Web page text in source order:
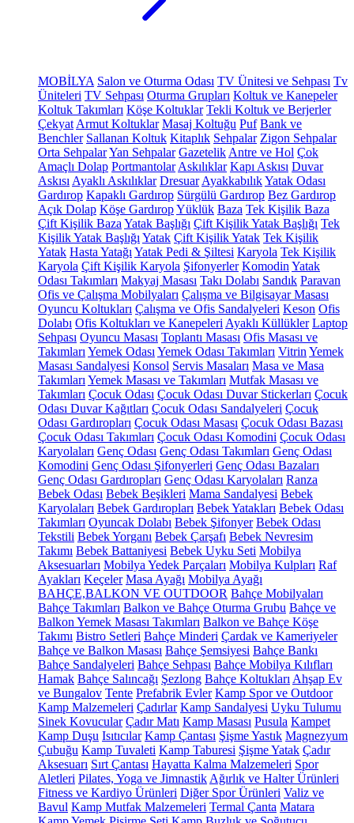
MOBİLYA Salon ve Oturma Odası TV Ünitesi ve Sehpası Tv
Üniteleri TV Sehpası Oturma Grupları Koltuk ve Kanepeler
Koltuk Takımları Köşe Koltuklar Tekli Koltuk ve Berjerler
Çekyat Armut Koltuklar Masaj Koltuğu Puf Bank ve
Benchler Sallanan Koltuk Kitaplık Sehpalar Zigon Sehpalar
Orta SehpalarYan Sehpalar Gazetelik Antre ve Hol Çok
Amaçlı Dolap Portmantolar Askılıklar Kapı Askısı Duvar
Askısı Ayaklı Askılıklar Dresuar AyakkabılıkYatak Odası
Gardırop Kapaklı Gardırop Sürgülü Gardırop Bez Gardırop
Açık Dolap Köşe GardıropYüklük Baza Tek Kişilik Baza
Çift Kişilik Baza Yatak Başlığı Çift Kişilik Yatak Başlığı Tek
Kişilik Yatak Başlığı Yatak Çift Kişilik Yatak Tek Kişilik
Yatak Hasta Yatağı Yatak Pedi & Şiltesi Karyola Tek Kişilik
Karyola Çift Kişilik Karyola Şifonyerler Komodin Yatak
Odası Takımları Makyaj Masası Takı Dolabı Sandık Paravan
Ofis ve Çalışma Mobilyaları Çalışma ve Bilgisayar Masası
Oyuncu Koltukları Çalışma ve Ofis Sandalyeleri Keson Ofis
Dolabı Ofis Koltukları ve Kanepeleri Ayaklı Küllükler Laptop
Sehpası Oyuncu Masası Toplantı Masası Ofis Masası ve
Takımları Yemek Odası Yemek Odası Takımları Vitrin Yemek
Masası Sandalyesi Konsol Servis Masaları Masa ve Masa
Takımları Yemek Masası ve Takımları Mutfak Masası ve
Takımları Çocuk Odası Çocuk Odası Duvar Stickerları Çocuk
Odası Duvar Kağıtları Çocuk Odası Sandalyeleri Çocuk
Odası Gardıropları Çocuk Odası Masası Çocuk Odası Bazası
Çocuk Odası Takımları Çocuk Odası Komodini Çocuk Odası
Karyolaları Genç Odası Genç Odası Takımları Genç Odası
Komodini Genç Odası Şifonyerleri Genç Odası Bazaları
Genç Odası Gardıropları Genç Odası Karyolaları Ranza
Bebek Odası Bebek Beşikleri Mama Sandalyesi Bebek
Karyolaları Bebek Gardıropları Bebek Yatakları Bebek Odası
Takımları Oyuncak Dolabı Bebek Şifonyer Bebek Odası
Tekstili Bebek Yorganı Bebek Çarşafı Bebek Nevresim
Takımı Bebek Battaniyesi Bebek Uyku Seti Mobilya
Aksesuarları Mobilya Yedek Parçaları Mobilya Kulpları Raf
Ayakları Keçeler Masa Ayağı Mobilya Ayağı
BAHÇE,BALKON VE OUTDOOR Bahçe Mobilyaları
Bahçe Takımları Balkon ve Bahçe Oturma Grubu Bahçe ve
Balkon Yemek Masası Takımları Balkon ve Bahçe Köşe
Takımı Bistro Setleri Bahçe Minderi Çardak ve Kameriyeler
Bahçe ve Balkon Masası Bahçe Şemsiyesi Bahçe Bankı
Bahçe Sandalyeleri Bahçe Sehpası Bahçe Mobilya Kılıfları
Hamak Bahçe Salıncağı Şezlong Bahçe Koltukları Ahşap Ev
ve Bungalov Tente Prefabrik Evler Kamp Spor ve Outdoor
Kamp Malzemeleri Çadırlar Kamp Sandalyesi Uyku Tulumu
Sinek Kovucular Çadır Matı Kamp Masası Pusula Kampet
Kamp Duşu Isıtıcılar Kamp Çantası Şişme Yastık Magnezyum
Çubuğu Kamp Tuvaleti Kamp Taburesi Şişme Yatak Çadır
Aksesuarı Sırt Çantası Hayatta Kalma Malzemeleri Spor
Aletleri Pilates, Yoga ve Jimnastik Ağırlık ve Halter Ürünleri
Fitness ve Kardiyo Ürünleri Diğer Spor Ürünleri Valiz ve
Bavul Kamp Mutfak Malzemeleri Termal Çanta Matara